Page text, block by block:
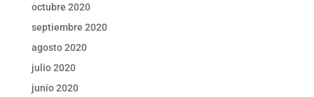
octubre 2020
septiembre 2020
agosto 2020
julio 2020
junio 2020